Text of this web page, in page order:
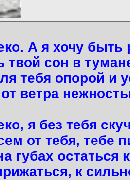
А я хочу быть
твой сон в
тебя опорой и
ветра
я без тебя
от тебя, тебе
губах остаться
к